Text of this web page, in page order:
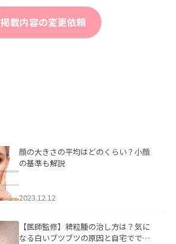
掲載内容の変更依頼
顔の大きさの平均はどのくらい？小顔
の基準も解説
2023.12.12
【医師監修】稗粒腫の治し方は？気に
なる白いブツブツの原因と自宅ででき